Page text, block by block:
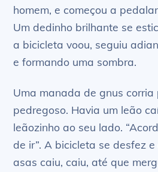
homem, e começou a
Um dedinho brilhante se
a bicicleta voou, seguiu
e formando uma sombra.
Uma manada de gnus corria
pedregoso. Havia um leão
leãozinho ao seu lado.
de ir”. A bicicleta se desfez
asas caiu, caiu, até que